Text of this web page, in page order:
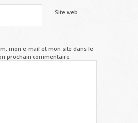
Site web
mon e-mail et mon site dans le
prochain commentaire.